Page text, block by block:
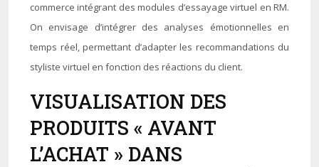
commerce intégrant des modules d’essayage virtuel en RM.
On envisage d’intégrer des analyses émotionnelles en
temps réel, permettant d’adapter les recommandations du
styliste virtuel en fonction des réactions du client.
VISUALISATION DES
PRODUITS « AVANT
L’ACHAT » DANS